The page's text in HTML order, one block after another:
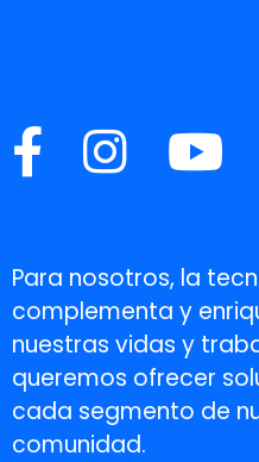
Para nosotros, la
complementa y
nuestras vidas y
queremos ofrecer
cada segmento de
comunidad.